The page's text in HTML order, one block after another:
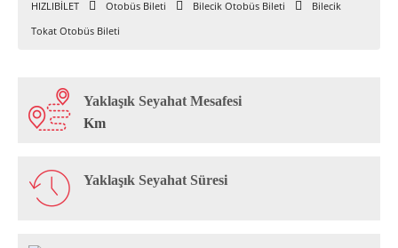
HIZLIBİLET Otobüs Bileti Bilecik Otobüs Bileti
Bilecik
Tokat Otobüs Bileti
Yaklaşık Seyahat Mesafesi
Km
Yaklaşık Seyahat Süresi